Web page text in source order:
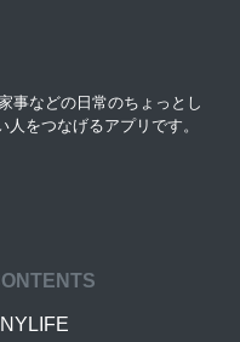
事などの日常のちょっとし
をつなげるアプリです。